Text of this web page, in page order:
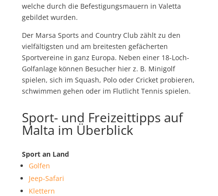
welche durch die Befestigungsmauern in Valetta
gebildet wurden.
Der Marsa Sports and Country Club zählt zu den
vielfältigsten und am breitesten gefächerten
Sportvereine in ganz Europa. Neben einer 18-Loch-
Golfanlage können Besucher hier z. B. Minigolf
spielen, sich im Squash, Polo oder Cricket probieren,
schwimmen gehen oder im Flutlicht Tennis spielen.
Sport- und Freizeittipps auf
Malta im Überblick
Sport an Land
Golfen
Jeep-Safari
Klettern